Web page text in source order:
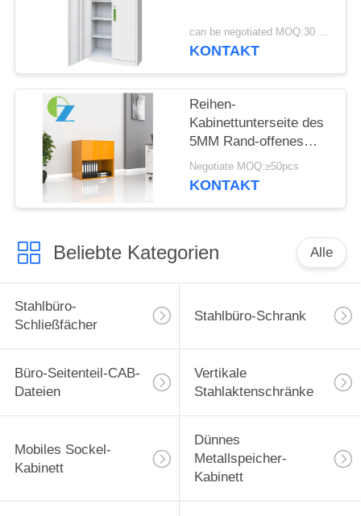
can be negotiated MOQ:30 Stück
KONTAKT
Reihen-
Kabinettunterseite des
5MM Rand-offenes
Regal-Stahlbüro-
Schrank-weiße Fleck-2
Negotiate MOQ:≥50pcs
KONTAKT
Beliebte Kategorien Alle
Stahlbüro-
Schließfächer
Stahlbüro-Schrank
Büro-Seitenteil-CAB-
Dateien
Vertikale
Stahlaktenschränke
Mobiles Sockel-
Kabinett
Dünnes
Metallspeicher-
Kabinett